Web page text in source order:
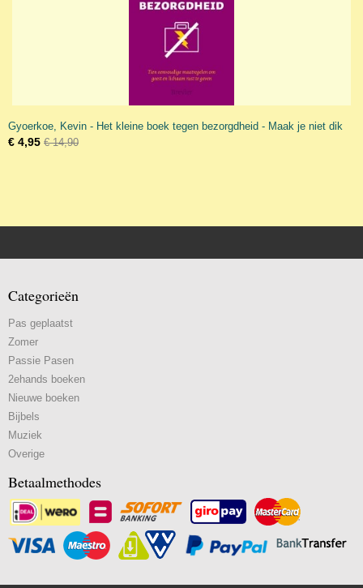
Gyoerkoe, Kevin - Het kleine boek tegen bezorgdheid - Maak je niet dik
€ 4,95 € 14,90
Categorieën
Pas geplaatst
Zomer
Passie Pasen
2ehands boeken
Nieuwe boeken
Bijbels
Muziek
Overige
Betaalmethodes